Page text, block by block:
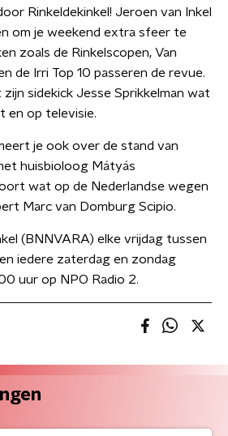
Rinkeldekinkel! Jeroen van Inkel
om je weekend extra sfeer te
zoals de Rinkelscopen, Van
de Irri Top 10 passeren de revue.
sidekick Jesse Sprikkelman wat
en op televisie.
je ook over de stand van
huisbioloog Mátyás
wat op de Nederlandse wegen
Marc van Domburg Scipio.
(BNNVARA) elke vrijdag tussen
iedere zaterdag en zondag
uur op NPO Radio 2.